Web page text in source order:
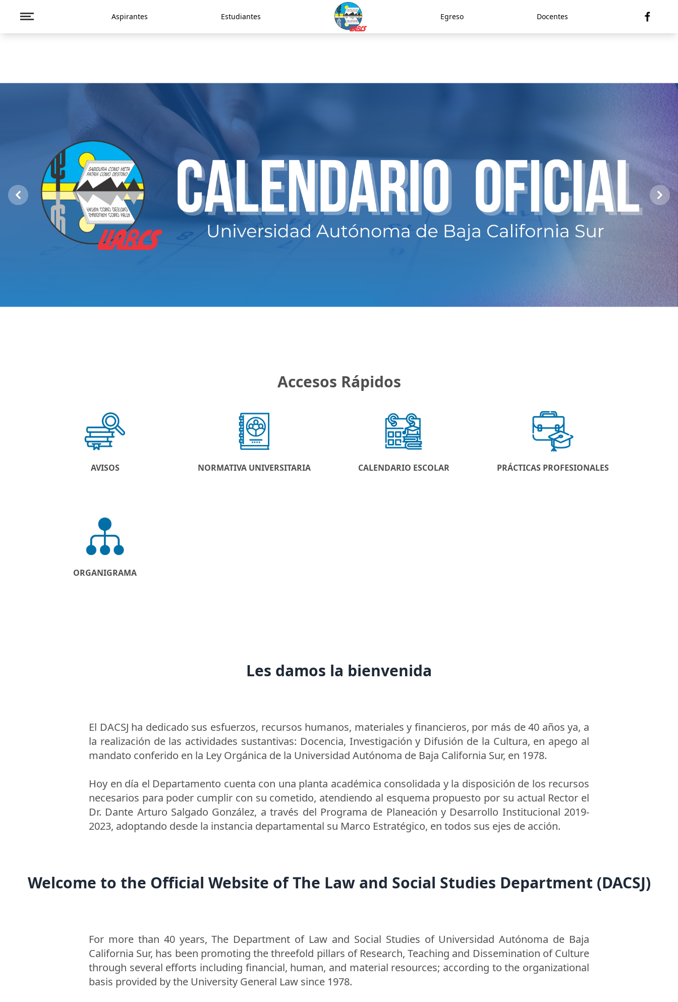
Aspirantes Estudiantes Egreso Docentes
Previous Next
Accesos Rápidos
AVISOS NORMATIVA UNIVERSITARIA CALENDARIO ESCOLAR PRÁCTICAS PROFESIONALES
ORGANIGRAMA
Les damos la bienvenida
El DACSJ ha dedicado sus esfuerzos, recursos humanos, materiales y financieros, por más de 40 años ya, a
la realización de las actividades sustantivas: Docencia, Investigación y Difusión de la Cultura, en apego al
mandato conferido en la Ley Orgánica de la Universidad Autónoma de Baja California Sur, en 1978.
Hoy en día el Departamento cuenta con una planta académica consolidada y la disposición de los recursos
necesarios para poder cumplir con su cometido, atendiendo al esquema propuesto por su actual Rector el
Dr. Dante Arturo Salgado González, a través del Programa de Planeación y Desarrollo Institucional 2019-
2023, adoptando desde la instancia departamental su Marco Estratégico, en todos sus ejes de acción.
Welcome to the Official Website of The Law and Social Studies Department (DACSJ)
For more than 40 years, The Department of Law and Social Studies of Universidad Autónoma de Baja
California Sur, has been promoting the threefold pillars of Research, Teaching and Dissemination of Culture
through several efforts including financial, human, and material resources; according to the organizational
basis provided by the University General Law since 1978.